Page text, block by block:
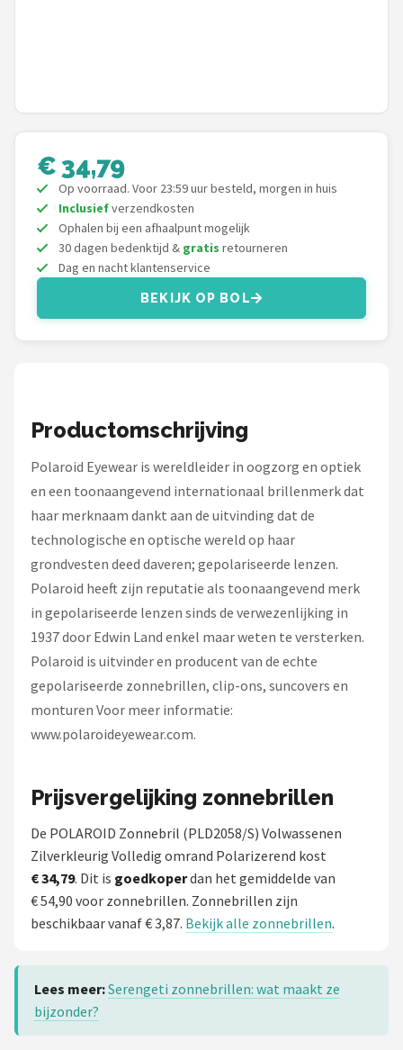
Guess
Maesy
Fako Sunglasses®
Zonnebril Dames
€ 34,79
Op voorraad. Voor 23:59 uur besteld, morgen in huis
Inclusiefverzendkosten
Ophalen bij een afhaalpunt mogelijk
30 dagen bedenktijd & gratis retourneren
Dag en nacht klantenservice
BEKIJK OP BOL
Productomschrijving
Polaroid Eyewear is wereldleider in oogzorg en optiek
en een toonaangevend internationaal brillenmerk dat
haar merknaam dankt aan de uitvinding dat de
technologische en optische wereld op haar
grondvesten deed daveren; gepolariseerde lenzen.
Polaroid heeft zijn reputatie als toonaangevend merk
in gepolariseerde lenzen sinds de verwezenlijking in
1937 door Edwin Land enkel maar weten te versterken.
Polaroid is uitvinder en producent van de echte
gepolariseerde zonnebrillen, clip-ons, suncovers en
monturen Voor meer informatie:
www.polaroideyewear.com.
Prijsvergelijking zonnebrillen
De POLAROID Zonnebril (PLD2058/S) Volwassenen
Zilverkleurig Volledig omrand Polarizerend kost
€ 34,79. Dit is goedkoperdan het gemiddelde van
€ 54,90 voor zonnebrillen. Zonnebrillen zijn
beschikbaar vanaf € 3,87. Bekijk alle zonnebrillen.
Lees meer:Serengeti zonnebrillen: wat maakt ze
bijzonder?